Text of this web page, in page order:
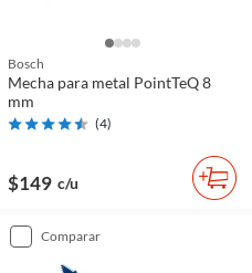
Bosch
Mecha para metal PointTeQ 8
mm
(4)
$149 c/u
comparar